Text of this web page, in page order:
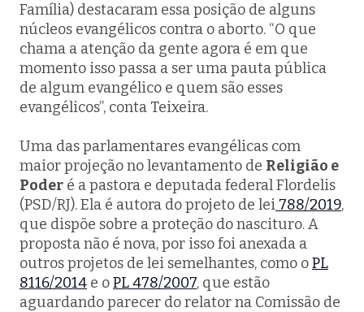
Família) destacaram essa posição de alguns
núcleos evangélicos contra o aborto. “O que
chama a atenção da gente agora é em que
momento isso passa a ser uma pauta pública
de algum evangélico e quem são esses
evangélicos”, conta Teixeira.
Uma das parlamentares evangélicas com
maior projeção no levantamento de Religião e
Poder é a pastora e deputada federal Flordelis
(PSD/RJ). Ela é autora do projeto de lei 788/2019,
que dispõe sobre a proteção do nascituro. A
proposta não é nova, por isso foi anexada a
outros projetos de lei semelhantes, como oPL
8116/2014 e oPL 478/2007, que estão
aguardando parecer do relator na Comissão de